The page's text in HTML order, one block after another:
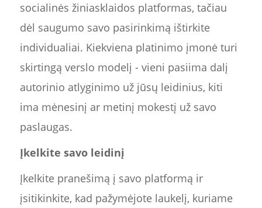
socialinės žiniasklaidos platformas, tačiau
dėl saugumo savo pasirinkimą ištirkite
individualiai. Kiekviena platinimo įmonė turi
skirtingą verslo modelį - vieni pasiima dalį
autorinio atlyginimo už jūsų leidinius, kiti
ima mėnesinį ar metinį mokestį už savo
paslaugas.
Įkelkite savo leidinį
Įkelkite pranešimą į savo platformą ir
įsitikinkite, kad pažymėjote laukelį, kuriame